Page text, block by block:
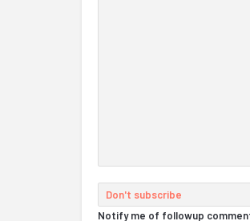
Notify me of followup